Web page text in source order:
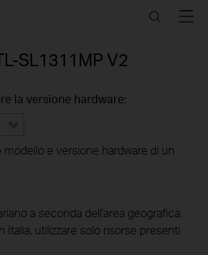
SearchMenu
SL1311MP V2
la versione hardware:
e versione hardware di un
a seconda dell'area geografica.
Italia, utilizzare solo risorse presenti